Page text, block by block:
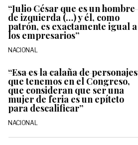
“Julio César que es un hombre
de izquierda (…) y él, como
patrón, es exactamente igual a
los empresarios”
NACIONAL
“Esa es la calaña de personajes
que tenemos en el Congreso,
que consideran que ser una
mujer de feria es un epíteto
para descalificar”
NACIONAL